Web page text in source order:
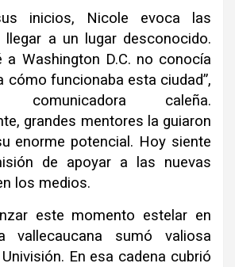
inicios, Nicole evoca las
llegar a un lugar desconocido.
a Washington D.C. no conocía
cómo funcionaba esta ciudad”,
caleña.
grandes mentores la guiaron
enorme potencial. Hoy siente
de apoyar a las nuevas
los medios.
este momento estelar en
vallecaucana sumó valiosa
En esa cadena cubrió